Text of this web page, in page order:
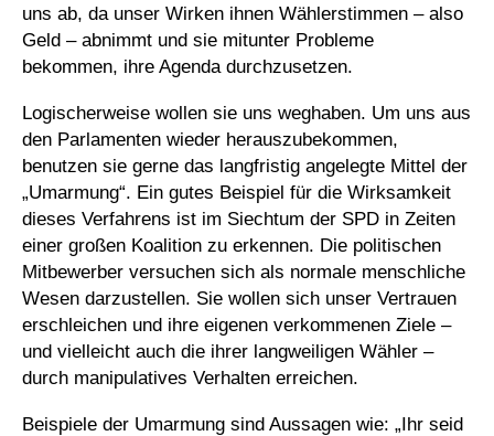
uns ab, da unser Wirken ihnen Wählerstimmen – also
Geld – abnimmt und sie mitunter Probleme
bekommen, ihre Agenda durchzusetzen.
Logischerweise wollen sie uns weghaben. Um uns aus
den Parlamenten wieder herauszubekommen,
benutzen sie gerne das langfristig angelegte Mittel der
„Umarmung“. Ein gutes Beispiel für die Wirksamkeit
dieses Verfahrens ist im Siechtum der SPD in Zeiten
einer großen Koalition zu erkennen. Die politischen
Mitbewerber versuchen sich als normale menschliche
Wesen darzustellen. Sie wollen sich unser Vertrauen
erschleichen und ihre eigenen verkommenen Ziele –
und vielleicht auch die ihrer langweiligen Wähler –
durch manipulatives Verhalten erreichen.
Beispiele der Umarmung sind Aussagen wie: „Ihr seid